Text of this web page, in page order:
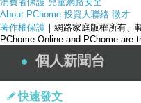
About PChome 投資人聯絡 徵才
著作權保護 ｜網路家庭版權所有、
PChome Online and PChome are
個人新聞台
快速發文